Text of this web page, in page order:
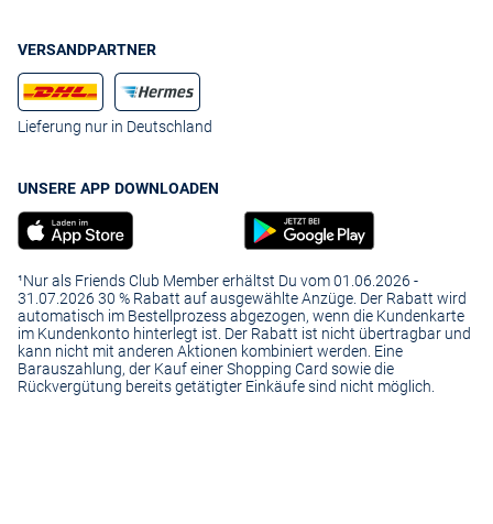
VERSANDPARTNER
Lieferung nur in Deutschland
UNSERE APP DOWNLOADEN
¹Nur als Friends Club Member erhältst Du vom 01.06.2026 -
31.07.2026 30 % Rabatt auf ausgewählte Anzüge. Der Rabatt wird
automatisch im Bestellprozess abgezogen, wenn die Kundenkarte
im Kundenkonto hinterlegt ist. Der Rabatt ist nicht übertragbar und
kann nicht mit anderen Aktionen kombiniert werden. Eine
Barauszahlung, der Kauf einer Shopping Card sowie die
Rückvergütung bereits getätigter Einkäufe sind nicht möglich.